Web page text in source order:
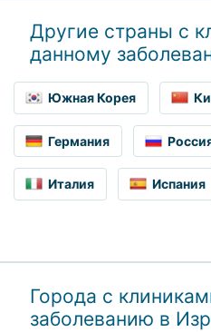
Другие страны с
данному
Южная Корея
Германия
Италия Испания
Города с
заболеванию в